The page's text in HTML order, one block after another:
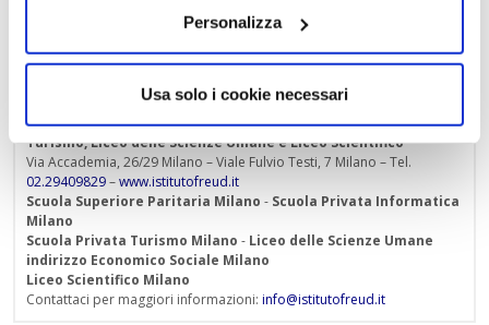
Personalizza
Usa solo i cookie necessari
Istituto Paritario S. Freud – Scuola Privata Milano – Scuola
paritaria: Istituto Tecnico Informatico, Istituto Tecnico
Turismo, Liceo delle Scienze Umane e Liceo Scientifico
Via Accademia, 26/29 Milano – Viale Fulvio Testi, 7 Milano – Tel.
02.29409829–www.istitutofreud.it
Scuola Superiore Paritaria Milano - Scuola Privata Informatica
Milano
Scuola Privata Turismo Milano - Liceo delle Scienze Umane
indirizzo Economico Sociale Milano
Liceo Scientifico Milano
Contattaci per maggiori informazioni: info@istitutofreud.it